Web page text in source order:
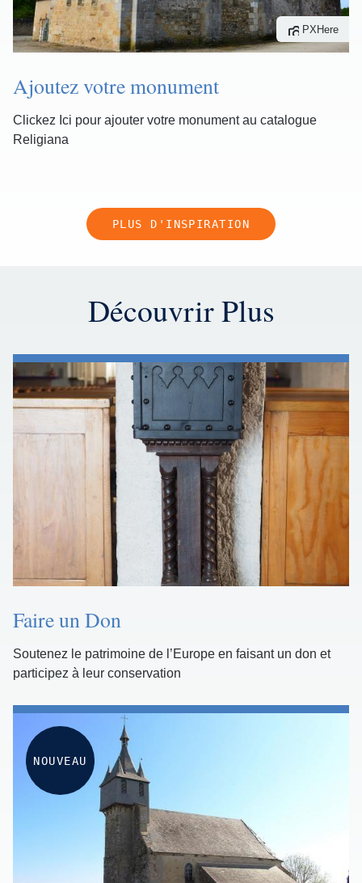
PXHere
Ajoutez votre monument
Clickez Ici pour ajouter votre monument au catalogue
Religiana
PLUS D'INSPIRATION
Découvrir Plus
Faire un Don
Soutenez le patrimoine de l’Europe en faisant un don et
participez à leur conservation
NOUVEAU